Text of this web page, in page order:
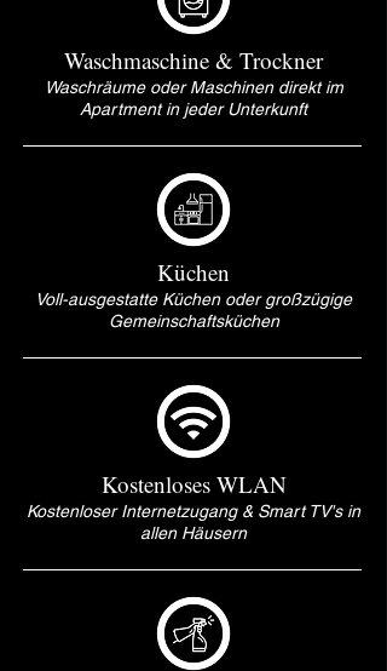
Waschmaschine & Trockner
Waschräume oder Maschinen direkt im
Apartment in jeder Unterkunft
Küchen
Voll-ausgestatte Küchen oder großzügige
Gemeinschaftsküchen
Kostenloses WLAN
Kostenloser Internetzugang & Smart TV's in
allen Häusern